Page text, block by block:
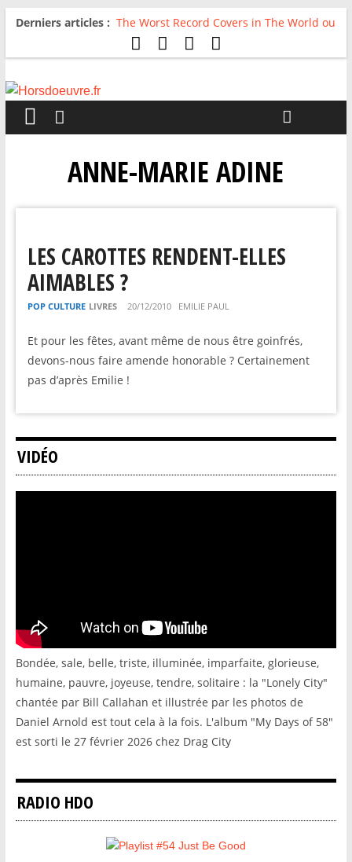
Derniers articles : The Worst Record Covers in The World ou
Comment rire du pire
Avril 2026 : C’est dans les vieux pots
For The First Time, Again : Tyler Ballgame
ANNE-MARIE ADINE
LES CAROTTES RENDENT-ELLES
AIMABLES ?
POP CULTURE LIVRES 20/12/2010 EMILIE PAUL
Et pour les fêtes, avant même de nous être goinfrés,
devons-nous faire amende honorable ? Certainement
pas d’après Emilie !
VIDÉO
Bondée, sale, belle, triste, illuminée, imparfaite, glorieuse,
humaine, pauvre, joyeuse, tendre, solitaire : la "Lonely City"
chantée par Bill Callahan et illustrée par les photos de
Daniel Arnold est tout cela à la fois. L'album "My Days of 58"
est sorti le 27 février 2026 chez Drag City
RADIO HDO